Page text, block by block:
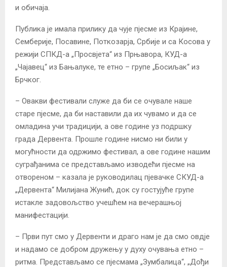
и обичаја.
Публика је имала прилику да чује пјесме из Крајине,
Семберије, Посавине, Поткозарја, Србије и са Косова у
режији СПКД-а „Просвјета“ из Прњавора, КУД-а
„Чајавец“ из Бањалуке, те етно – групе „Босиљак“ из
Брчког.
– Овакви фестивали служе да би се очувале наше
старе пјесме, да би наставили да их чувамо и да се
омладина учи традицији, а ове године уз подршку
града Дервента. Прошле године нисмо ни били у
могућности да одржимо фестивал, а ове године нашим
суграђанима се представљамо изводећи пјесме на
отвореном – казала је руководилац пјевачке СКУД-а
„Дервента“ Милијана Жунић, док су гостујуће групе
истакле задовољство учешћем на вечерашњој
манифестацији.
– Први пут смо у Дервенти и драго нам је да смо овдје
и надамо се добром дружењу у духу очувања етно –
ритма. Представљамо се пјесмама „Зумбалица“, „Дођи